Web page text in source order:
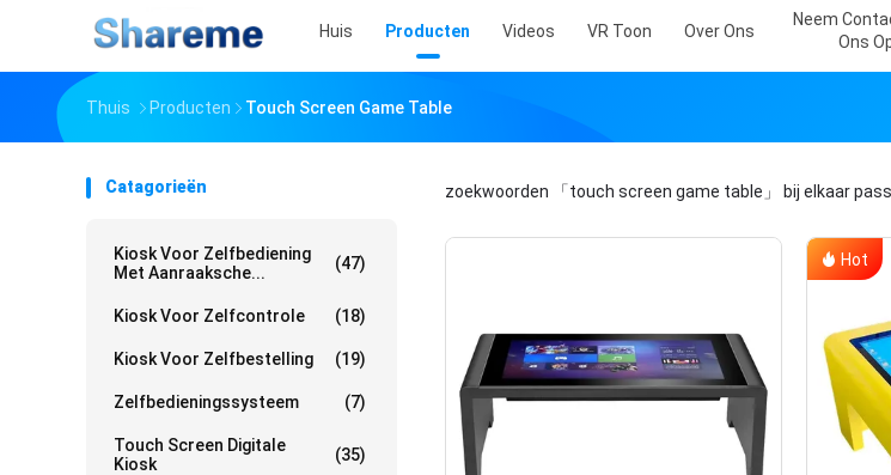
Huis Producten Videos VR Toon Over Ons
Neem
Ons
Thuis Producten Touch Screen Game Table
Catagorieën
Kiosk Voor Zelfbediening
Met Aanraaksche...
(47)
Kiosk Voor Zelfcontrole (18)
Kiosk Voor Zelfbestelling (19)
Zelfbedieningssysteem (7)
Touch Screen Digitale
Kiosk
(35)
zoekwoorden 「touch screen game table」 bij elkaar
Hot